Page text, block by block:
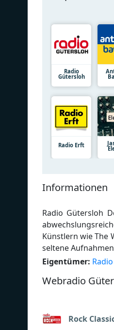
Radio
Gütersloh
Radio Erft
Informationen
Radio Gütersloh
Künstlern wie The
seltene
Eigentümer:
Webradio
Rock